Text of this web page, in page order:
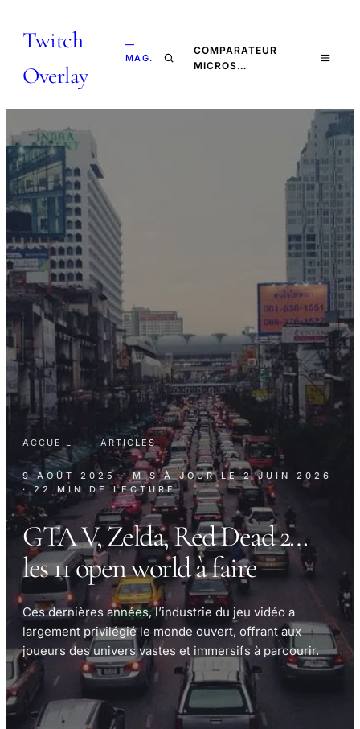
Twitch
Overlay
—
MAG.
COMPARATEUR
MICROS…
ACCUEIL · ARTICLES
9 AOÛT 2025 · MIS À JOUR LE2 JUIN 2026
· 22 MIN DE LECTURE
GTA V, Zelda, Red Dead 2…
les 11 open world à faire
Ces dernières années, l’industrie du jeu vidéo a
largement privilégié le monde ouvert, offrant aux
joueurs des univers vastes et immersifs à parcourir.